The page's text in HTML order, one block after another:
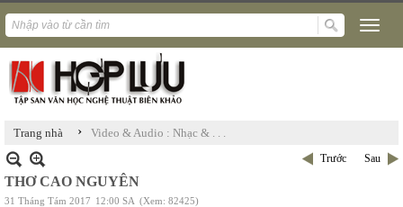
Trang nhà › Video & Audio : Nhạc & . . .
Trước Sau
THƠ CAO NGUYÊN
31 Tháng Tám 2017 12:00 SA (Xem: 82425)